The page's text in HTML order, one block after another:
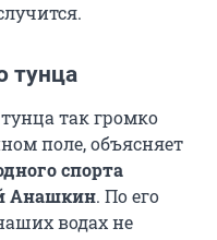
тунца
так громко
поле, объясняет
спорта
Анашкин. По его
водах не